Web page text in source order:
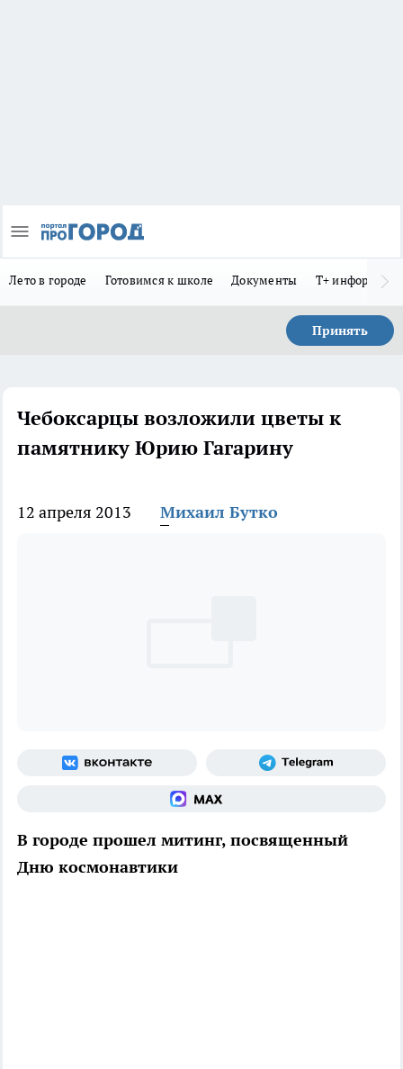
Лето в городе Готовимся к школе Документы Т+
Принять
Чебоксарцы возложили цветы к
памятнику Юрию Гагарину
12 апреля 2013 Михаил Бутко
В городе прошел митинг, посвященный
Дню космонавтики